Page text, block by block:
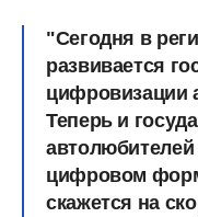
"Сегодня в
развивается
цифровизации
Теперь и
автолюбителей
цифровом
скажется на